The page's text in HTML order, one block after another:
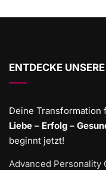
ENTDECKE
Deine Transformation
Liebe – Erfolg –
beginnt jetzt!
Advanced Personality